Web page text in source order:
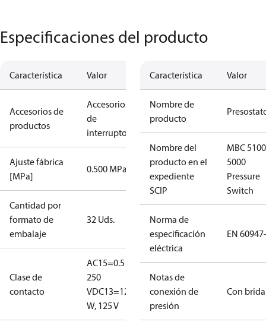
Especificaciones del producto
Característica Valor
Accesorios de
productos
Accesorios
de
interruptores
Ajuste fábrica
[MPa]
0.500 MPa
Cantidad por
formato de
embalaje
32 Uds.
Clase de
contacto
AC15=0.5 A,
250
VDC13=12
W, 125 V
Característica Valor
Nombre de
producto
Nombre del
producto en el
expediente
SCIP
MBC 5100
5000
Pressure
Switch
Norma de
especificación
eléctrica
EN
Notas de
conexión de
presión
Con brida